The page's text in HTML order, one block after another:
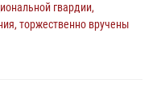
гвардии,
торжественно вручены